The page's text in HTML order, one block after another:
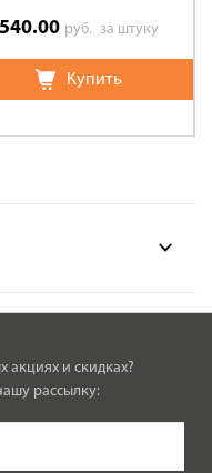
540.00 руб. за штуку
Купить
акциях и скидках?
рассылку: